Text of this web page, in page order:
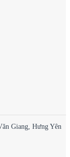
Giang, Hưng Yên